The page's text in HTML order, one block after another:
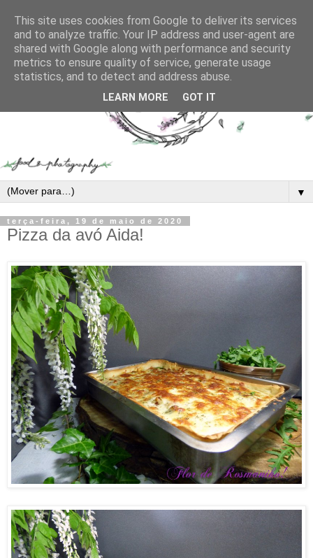
▼
terça-feira, 19 de maio de 2020
Pizza da avó Aida!
This site uses cookies from Google to deliver its services
and to analyze traffic. Your IP address and user-agent are
shared with Google along with performance and security
metrics to ensure quality of service, generate usage
statistics, and to detect and address abuse.
LEARN MORE GOT IT